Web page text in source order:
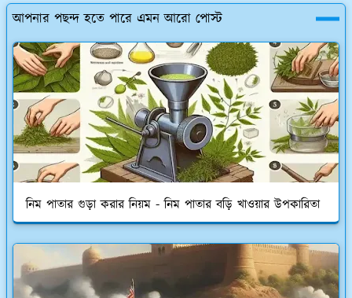
আপনার পছন্দ হতে পারে এমন আরো পোস্ট
নিম পাতার গুড়া করার নিয়ম - নিম পাতার বড়ি খাওয়ার উপকারিতা